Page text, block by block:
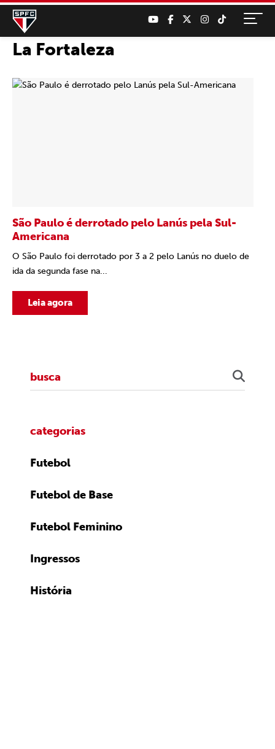
La Fortaleza
São Paulo é derrotado pelo Lanús pela Sul-
Americana
O São Paulo foi derrotado por 3 a 2 pelo Lanús no duelo de
ida da segunda fase na...
Leia agora
categorias
Futebol
Futebol de Base
Futebol Feminino
Ingressos
História